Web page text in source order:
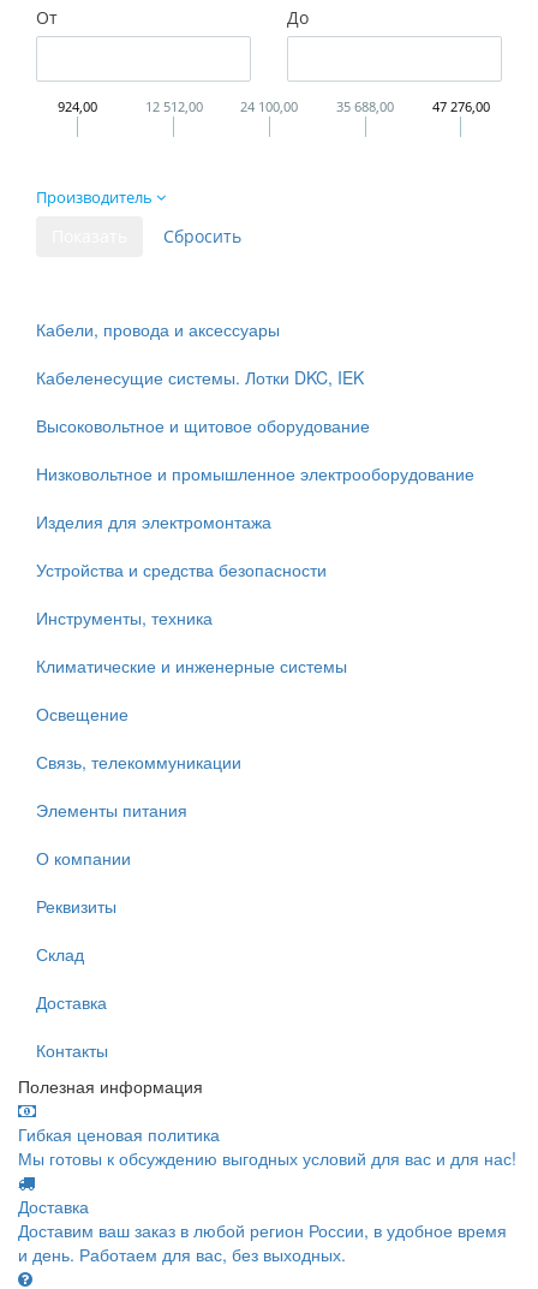
От До
924,00 12 512,00 24 100,00 35 688,00 47 276,00
Производитель
Кабели, провода и аксессуары
Кабеленесущие системы. Лотки DKC, IEK
Высоковольтное и щитовое оборудование
Низковольтное и промышленное электрооборудование
Изделия для электромонтажа
Устройства и средства безопасности
Инструменты, техника
Климатические и инженерные системы
Освещение
Связь, телекоммуникации
Элементы питания
О компании
Реквизиты
Склад
Доставка
Контакты
Полезная информация
Гибкая ценовая политика
Мы готовы к обсуждению выгодных условий для вас и для нас!
Доставка
Доставим ваш заказ в любой регион России, в удобное время
и день. Работаем для вас, без выходных.